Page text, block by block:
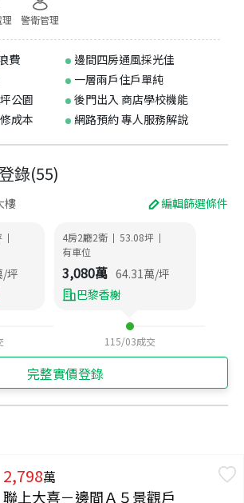
警衛管理
費
邊間四房通風採光佳
一層兩戶住戶單純
公園
後門出入 商店學校機能
成本
網路預約 專人服務解說
錄(55)
樓 編輯篩選條件
|
/坪
4房2廳2衛 | 53.08坪 |
有車位
3,080萬 64.31 萬/坪
巴黎香榭
115/03成交
完整實價登錄
2,798萬
聯上大喜－邊間Ａ５景觀戶